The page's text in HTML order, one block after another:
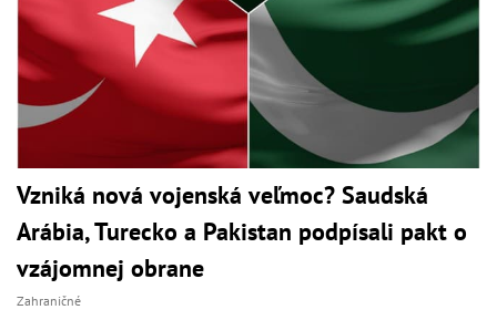
Vzniká nová vojenská veľmoc? Saudská
Arábia, Turecko a Pakistan podpísali pakt o
vzájomnej obrane
Zahraničné